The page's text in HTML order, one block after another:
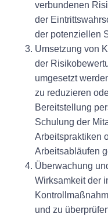
verbundenen
der
der potenziellen
Umsetzung von
der
umgesetzt
zu reduzieren
Bereitstellung
Schulung der
Arbeitspraktiken
Arbeitsabläufen
Überwachung
Wirksamkeit der
und zu